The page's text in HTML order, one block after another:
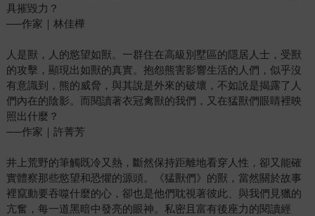
具摧毀力？
──作家｜林佳樺
人是獸，人的慾望如獸。一群住在高級別墅區的隱居人士，受獸
的攻擊，顯現出如獸的真實。抱怨熊害影響生活的人們，似乎沒
有意識到，熊的威脅，與其說是外來的破壞，不如說是揭露了人
們內在的陰影。而閱讀著衣冠禽獸的我們，又在猛獸們眼睛裡映
照出什麼？
──作家｜許菁芳
井上荒野的筆觸既冷又熱，斷然保持距離地看穿人性，卻又能確
實體察那些慾望和恐懼的源頭。《猛獸們》的獸，當然關於故事
裡竄動要吞噬什麼的心，卻也是他們耽視著彼此、與我們見獵的
亢奮，每一道黑暗中發亮的眼神。私密且富有後座力的閱讀經